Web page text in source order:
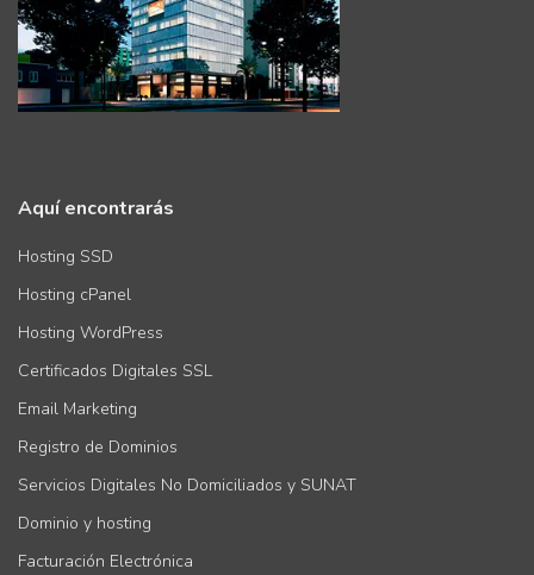
Aquí encontrarás
Hosting SSD
Hosting cPanel
Hosting WordPress
Certificados Digitales SSL
Email Marketing
Registro de Dominios
Servicios Digitales No Domiciliados y SUNAT
Dominio y hosting
Facturación Electrónica